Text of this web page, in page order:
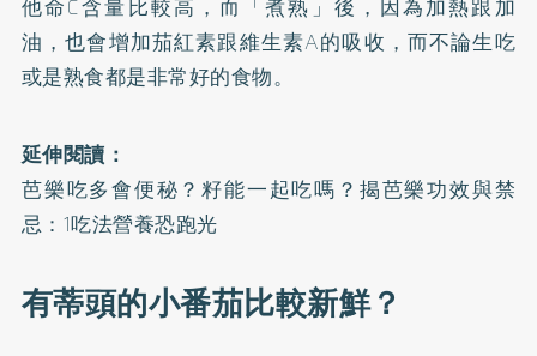
他命C含量比較高，而「煮熟」後，因為加熱跟加
油，也會增加茄紅素跟維生素A的吸收，而不論生吃
或是熟食都是非常好的食物。
延伸閱讀：
芭樂吃多會便秘？籽能一起吃嗎？揭芭樂功效與禁
忌：1吃法營養恐跑光
有蒂頭的小番茄比較新鮮？